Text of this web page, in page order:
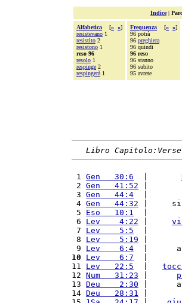
Indice|
Alfabetica [« »]
resistevano 1
resistito 2
resistono 1
reso 96
resolo 1
respinge 2
respingerà 1
Frequenza [« »]
96 potrà
96 preghiera
96 quindi
96 reso
96 stanno
96 subito
95 avrete
Libro
1 Gen   30:6
2 Gen   41:52 |
3 Gen   44:4
4 Gen   44:32 |
5 Eso   10:1
|
6 Lev    4:22
7 Lev    5:5
|
8 Lev    5:19 |
9 Lev    6:4
|
10
Lev    6:7
|
11 Lev   22:5
12 Num   31:23
13 Deu    2:30 |
14 Deu   28:31